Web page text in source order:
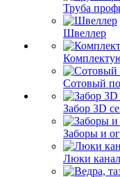
Труба
Швеллер
Сотовый
Забор 3D
Заборы и
Люки